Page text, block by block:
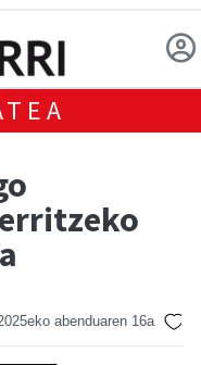
abenduaren 16a